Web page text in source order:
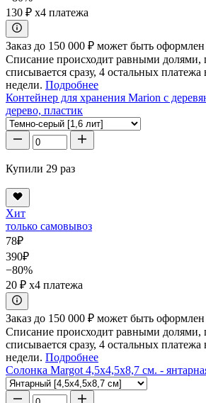
130 ₽ x4 платежа
Заказ до 150 000 ₽ может быть
Списание происходит равными долями,
списывается сразу, 4 остальных
недели. Подробнее
Контейнер для хранения Marion с
дерево, пластик
Купили 29 раз
Хит
только самовывоз
78₽
390₽
−80%
20 ₽ x4 платежа
Заказ до 150 000 ₽ может быть
Списание происходит равными долями,
списывается сразу, 4 остальных
недели. Подробнее
Солонка Margot 4,5x4,5x8,7 см. -